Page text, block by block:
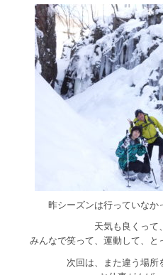
昨シーズンは行っていなか
天気も良くって
みんなで笑って、運動して、と
次回は、また違う場所